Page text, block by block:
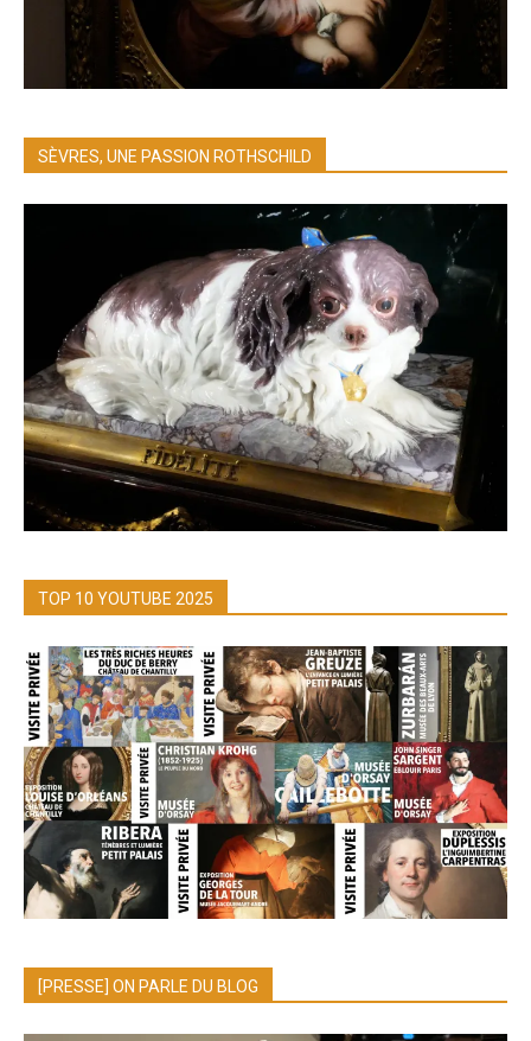
SÈVRES, UNE PASSION ROTHSCHILD
TOP 10 YOUTUBE 2025
[PRESSE] ON PARLE DU BLOG